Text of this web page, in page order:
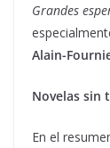
Grandes
Alain-
Novelas sin
En el